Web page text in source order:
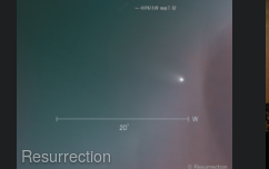
Resurrection